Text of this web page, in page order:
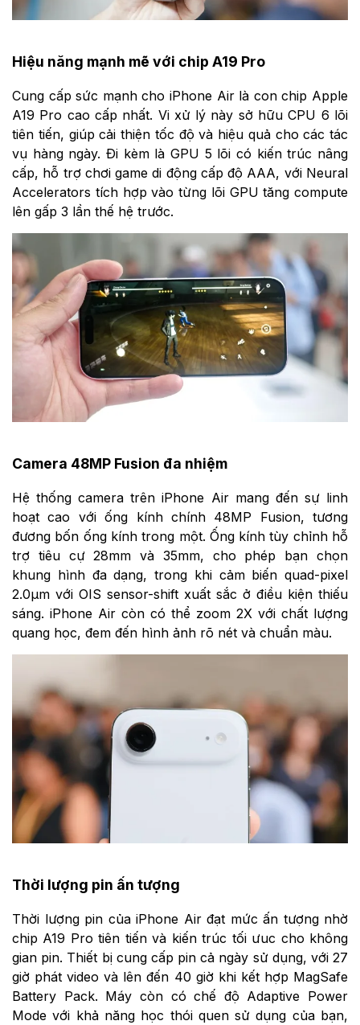
Hiệu năng mạnh mẽ với chip A19 Pro
Cung cấp sức mạnh cho iPhone Air là con chip Apple
A19 Pro cao cấp nhất. Vi xử lý này sở hữu CPU 6 lõi
tiên tiến, giúp cải thiện tốc độ và hiệu quả cho các tác
vụ hàng ngày. Đi kèm là GPU 5 lõi có kiến trúc nâng
cấp, hỗ trợ chơi game di động cấp độ AAA, với Neural
Accelerators tích hợp vào từng lõi GPU tăng compute
lên gấp 3 lần thế hệ trước.
Camera 48MP Fusion đa nhiệm
Hệ thống camera trên iPhone Air mang đến sự linh
hoạt cao với ống kính chính 48MP Fusion, tương
đương bốn ống kính trong một. Ống kính tùy chỉnh hỗ
trợ tiêu cự 28mm và 35mm, cho phép bạn chọn
khung hình đa dạng, trong khi cảm biến quad-pixel
2.0µm với OIS sensor-shift xuất sắc ở điều kiện thiếu
sáng. iPhone Air còn có thể zoom 2X với chất lượng
quang học, đem đến hình ảnh rõ nét và chuẩn màu.
Thời lượng pin ấn tượng
Thời lượng pin của iPhone Air đạt mức ấn tượng nhờ
chip A19 Pro tiên tiến và kiến trúc tối ưuc cho không
gian pin. Thiết bị cung cấp pin cả ngày sử dụng, với 27
giờ phát video và lên đến 40 giờ khi kết hợp MagSafe
Battery Pack. Máy còn có chế độ Adaptive Power
Mode với khả năng học thói quen sử dụng của bạn,